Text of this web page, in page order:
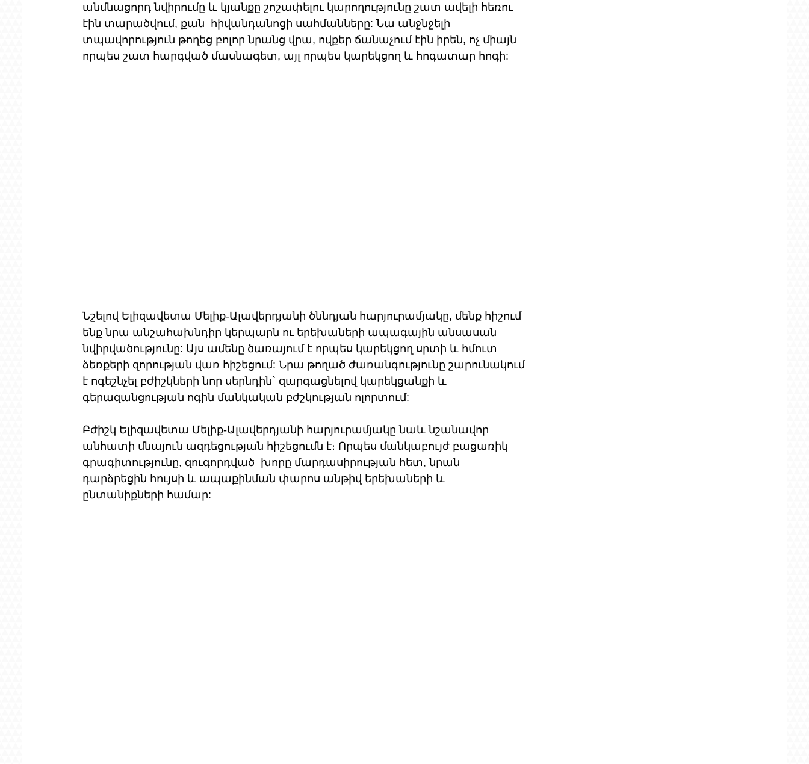
անմնացորդ նվիրումը և կյանքը շոշափելու կարողությունը շատ ավելի հեռու
էին տարածվում, քան  հիվանդանոցի սահմանները: Նա անջնջելի
տպավորություն թողեց բոլոր նրանց վրա, ովքեր ճանաչում էին իրեն, ոչ միայն
որպես շատ հարգված մասնագետ, այլ որպես կարեկցող և հոգատար հոգի:
Նշելով Ելիզավետա Մելիք-Ալավերդյանի ծննդյան հարյուրամյակը, մենք հիշում
ենք նրա անշահախնդիր կերպարն ու երեխաների ապագային անսասան
նվիրվածությունը: Այս ամենը ծառայում է որպես կարեկցող սրտի և հմուտ
ձեռքերի զորության վառ հիշեցում: Նրա թողած ժառանգությունը շարունակում
է ոգեշնչել բժիշկների նոր սերնդին` զարգացնելով կարեկցանքի և
գերազանցության ոգին մանկական բժշկության ոլորտում:
Բժիշկ Ելիզավետա Մելիք-Ալավերդյանի հարյուրամյակը նաև նշանավոր
անհատի մնայուն ազդեցության հիշեցումն է։ Որպես մանկաբույժ բացառիկ
գրագիտությունը, զուգորդված  խորը մարդասիրության հետ, նրան
դարձրեցին հույսի և ապաքինման փարոս անթիվ երեխաների և
ընտանիքների համար: